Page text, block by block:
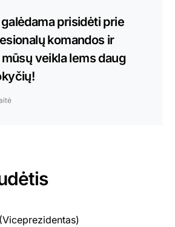
prisidėti prie
komandos ir
veikla lems daug